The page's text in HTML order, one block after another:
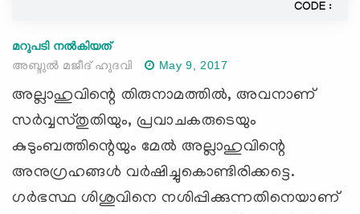
CODE :
മറുപടി നൽകിയത്
അബ്ദുല്‍ മജീദ് ഹുദവി
May 9, 2017
അല്ലാഹുവിന്റെ തിരുനാമത്തില്‍, അവനാണ്
സര്‍വ്വസ്തുതിയും, പ്രവാചകരുടെയും
കുടുംബത്തിന്റെയും മേല്‍ അല്ലാഹുവിന്റെ
അനുഗ്രഹങ്ങള്‍ വര്‍ഷിച്ചുകൊണ്ടിരിക്കട്ടെ.
ഗര്‍ഭസ്ഥ ശിശുവിനെ നശിപ്പിക്കുന്നതിനെയാണ്